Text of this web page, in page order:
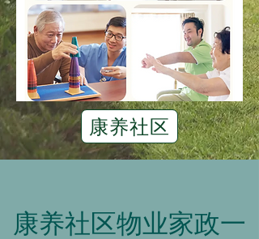
康养社区
康养社区物业家政一